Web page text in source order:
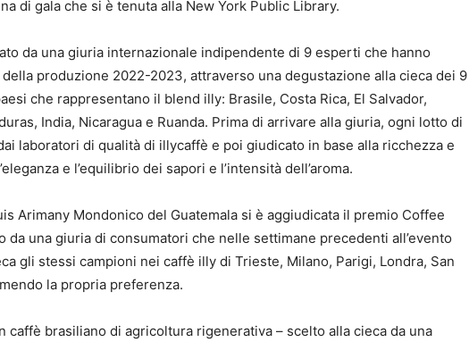
di gala che si è tenuta alla New York Public Library.
da una giuria internazionale indipendente di 9 esperti che hanno
produzione 2022-2023, attraverso una degustazione alla cieca dei 9
che rappresentano il blend illy: Brasile, Costa Rica, El Salvador,
India, Nicaragua e Ruanda. Prima di arrivare alla giuria, ogni lotto di
laboratori di qualità di illycaffè e poi giudicato in base alla ricchezza e
e l’equilibrio dei sapori e l’intensità dell’aroma.
Arimany Mondonico del Guatemala si è aggiudicata il premio Coffee
da una giuria di consumatori che nelle settimane precedenti all’evento
gli stessi campioni nei caffè illy di Trieste, Milano, Parigi, Londra, San
la propria preferenza.
caffè brasiliano di agricoltura rigenerativa – scelto alla cieca da una